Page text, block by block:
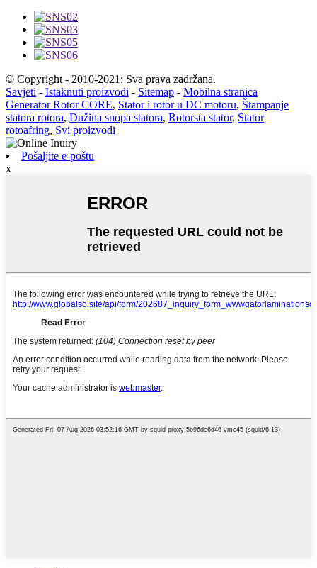
© Copyright - 2010-2021: Sva prava zadržana.
Savjeti - Istaknuti proizvodi - Sitemap - Mobilna stranica
Generator Rotor CORE, Stator i rotor u DC motoru, Štampanje
statora rotora, Dužina snopa statora, Rotorsta stator, Stator
rotoafring, Svi proizvodi
Pošaljite e-poštu
x